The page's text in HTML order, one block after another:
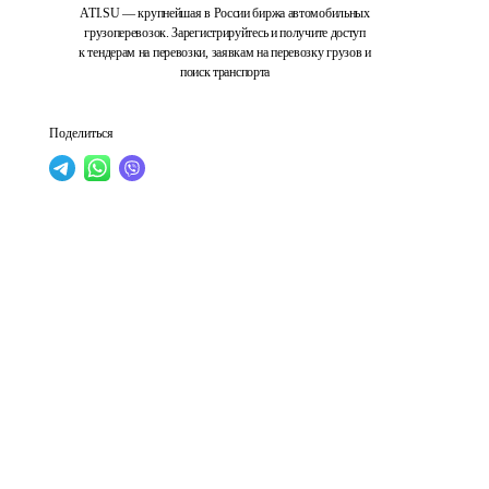
ATI.SU — крупнейшая в России биржа автомобильных
грузоперевозок. Зарегистрируйтесь и получите доступ
к тендерам на перевозки, заявкам на перевозку грузов и
поиск транспорта
Поделиться